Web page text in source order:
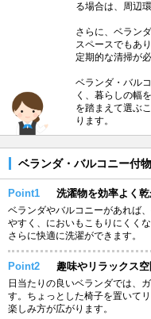
る場合は、周辺
さらに、ベラン
スペースでもあ
定期的な清掃が
ベランダ・バル
く、暮らしの幅
を踏まえて選ぶ
ります。
ベランダ・バルコニー付
Point1 洗濯物を効率よく
ベランダやバルコニーがあれば
やすく、においもこもりにくく
さらに快適に洗濯ができます。
Point2 趣味やリラックス
日当たりの良いベランダでは、
す。ちょっとした椅子を置いて
楽しみ方が広がります。